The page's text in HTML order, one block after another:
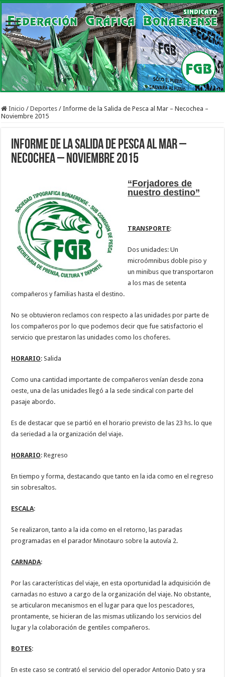
Inicio / Deportes / Informe de la Salida de Pesca al Mar – Necochea –
Noviembre 2015
Informe de la Salida de Pesca al Mar –
Necochea – Noviembre 2015
“Forjadores de
nuestro destino”
TRANSPORTE:
Dos unidades: Un
microómnibus doble piso y
un minibus que transportaron
a los mas de setenta
compañeros y familias hasta el destino.
No se obtuvieron reclamos con respecto a las unidades por parte de
los compañeros por lo que podemos decir que fue satisfactorio el
servicio que prestaron las unidades como los choferes.
HORARIO: Salida
Como una cantidad importante de compañeros venían desde zona
oeste, una de las unidades llegó a la sede sindical con parte del
pasaje abordo.
Es de destacar que se partió en el horario previsto de las 23 hs. lo que
da seriedad a la organización del viaje.
HORARIO: Regreso
En tiempo y forma, destacando que tanto en la ida como en el regreso
sin sobresaltos.
ESCALA:
Se realizaron, tanto a la ida como en el retorno, las paradas
programadas en el parador Minotauro sobre la autovía 2.
CARNADA:
Por las características del viaje, en esta oportunidad la adquisición de
carnadas no estuvo a cargo de la organización del viaje. No obstante,
se articularon mecanismos en el lugar para que los pescadores,
prontamente, se hicieran de las mismas utilizando los servicios del
lugar y la colaboración de gentiles compañeros.
BOTES:
En este caso se contrató el servicio del operador Antonio Dato y sra